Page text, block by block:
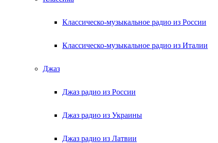
Классическо-музыкальное радио из России
Классическо-музыкальное радио из Италии
Джаз
Джаз радио из России
Джаз радио из Украины
Джаз радио из Латвии